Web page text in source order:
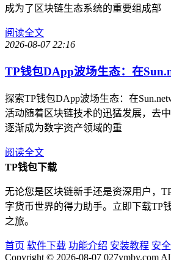
成为了区块链生态系统的重要组成部
阅读全文
2026-08-07 22:16
TP钱包DApp波场生态：在
探索TP钱包DApp波场生态：在
活动随着区块链技术的迅猛发展，去
逐渐成为数字资产领域的重
阅读全文
TP钱包下载
无论您是区块链新手还是资深用户，
字货币世界的得力助手。立即下载TP
之旅。
首页 软件下载 功能介绍 安装教程 安
Copyright © 2026-08-07 027ymby.com